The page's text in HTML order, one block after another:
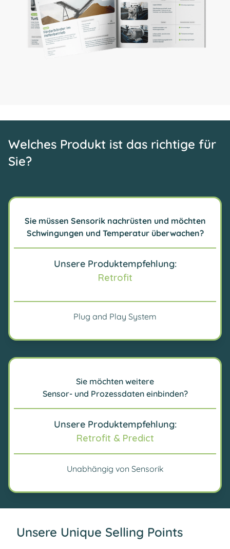
Welches Produkt ist das richtige für
Sie?
Sie müssen Sensorik nachrüsten und möchten
Schwingungen und Temperatur überwachen?
Unsere Produktempfehlung:
Retrofit
Plug and Play System
Sie möchten weitere
Sensor- und Prozessdaten einbinden?
Unsere Produktempfehlung:
Retrofit & Predict
Unabhängig von Sensorik
Unsere Unique Selling Points